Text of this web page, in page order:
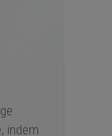
indem